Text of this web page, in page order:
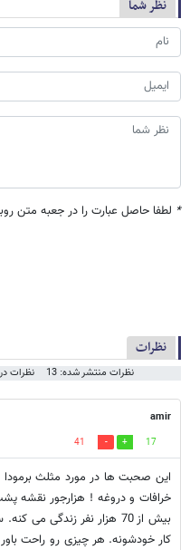
نظر شما
* لطفا حاصل عبارت را در جعبه متن
نظرات
نظرات منتشر شده: 13 نظرات
amir
17
41
خرافات و دروغه ! هزارجور نقشه
بیش از 70 هزار نفر
کار خودشونه. هر چیزی رو راحت